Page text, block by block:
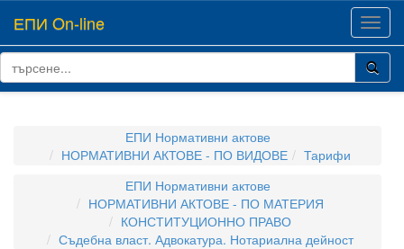
ЕПИ On-line
ЕПИ Нормативни актове
НОРМАТИВНИ АКТОВЕ - ПО ВИДОВЕ
Тарифи
ЕПИ Нормативни актове
НОРМАТИВНИ АКТОВЕ - ПО МАТЕРИЯ
КОНСТИТУЦИОННО ПРАВО
Съдебна власт. Адвокатура. Нотариална дейност